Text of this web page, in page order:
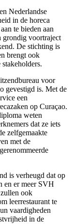
Nederlandse
in de horeca
te bieden aan
grondig voortraject
De stichting is
brengt ook
voor
gevestigd is. Met de
een
op Curaçao.
weten
dat ze iets
zelfgemaakte
met de
is verheugd dat op
en er meer SVH
ook
leerrestaurant te
vaardigheden
in de